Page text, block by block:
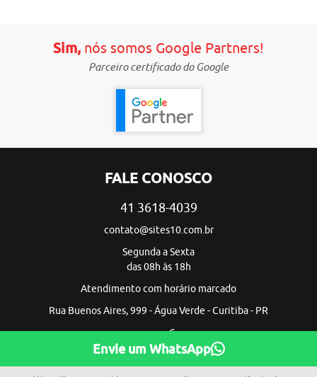
Sim,nós somos Google Partners!
Parceiro certificado do Google
FALE CONOSCO
41 3618-4039
contato@sites10.com.br
Segunda a Sexta
das 08h às 18h
Atendimento com horário marcado
Rua Buenos Aires, 999 - Água Verde - Curitiba - PR
Envie um WhatsApp